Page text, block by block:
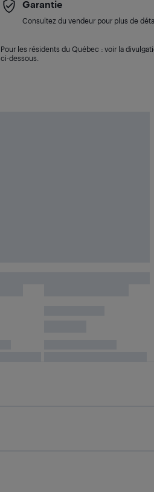
Garantie
Consultez du vendeur pour plus de
Pour les résidents du Québec : voir la
ci-dessous.